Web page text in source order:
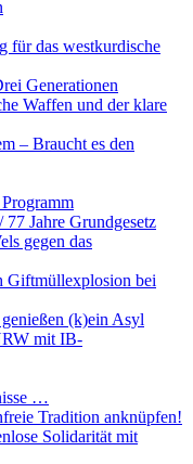
für das westkurdische
Generationen
Waffen und der klare
– Braucht es den
Jahre Grundgesetz
gegen das
Giftmüllexplosion bei
(k)ein Asyl
mit IB-
…
Tradition anknüpfen!
Solidarität mit